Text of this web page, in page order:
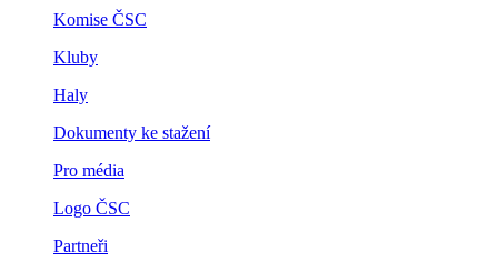
Komise ČSC
Kluby
Haly
Dokumenty ke stažení
Pro média
Logo ČSC
Partneři